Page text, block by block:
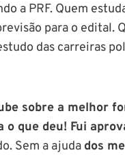
a PRF. Quem
para o edital.
das carreiras
sobre a melhor
o que deu! Fui
Sem a ajuda dos